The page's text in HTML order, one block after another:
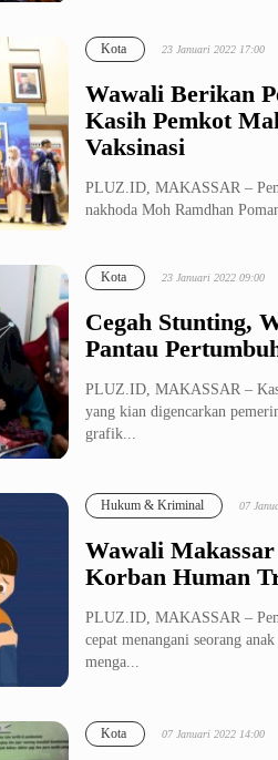
Wawali Berikan
Kasih Pemkot
Vaksinasi
Kota 23 Januari 2022 17:00
PLUZ.ID, MAKASSAR –
nakhoda Moh Ramdhan
Cegah Stunting,
Pantau
Kota 23 Januari 2022 09:00
PLUZ.ID, MAKASSAR –
yang kian digencarkan
grafik...
Wawali
Korban Human
Hukum & Kriminal 07
PLUZ.ID, MAKASSAR –
cepat menangani seorang
menga...
Kota 07 Januari 2022 14:00